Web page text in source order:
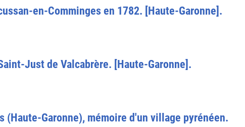
en-Comminges en 1782. [Haute-Garonne].
Just de Valcabrère. [Haute-Garonne].
(Haute-Garonne), mémoire d'un village pyrénéen.